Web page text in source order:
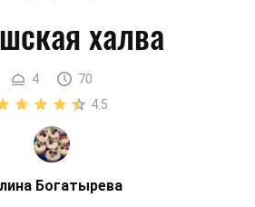
халва
4
70
4.5
Богатырева